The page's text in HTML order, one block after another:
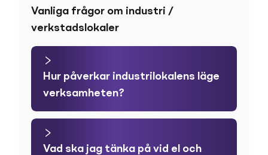
Vanliga frågor om industri /
verkstadslokaler
Hur påverkar industrilokalens läge
verksamheten?
Vad ska jag tänka på vid el och